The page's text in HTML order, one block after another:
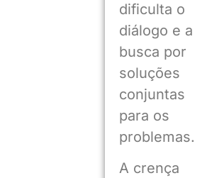
dificulta o
diálogo e a
busca por
soluções
conjuntas
para os
problemas.
A crença